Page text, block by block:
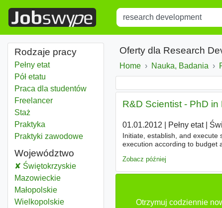
Title
Rodzaje pracy
Pełny etat
Pół etatu
Praca dla studentów
Freelancer
Staż
Praktyka
Praktyki zawodowe
Województwo
Research development
ŚwiętokrzyskieWojewództwo
Research development
MazowieckieWojewództwo
Research development
MałopolskieWojewództwo
Research development
WielkopolskieWojewództwo
Oferty dla Research
Home Nauka, Badania
R&D Scientist - PhD
01.01.2012 Pełny etat|
Initiate, establish, and execute
execution according to budget
Zobacz później
Otrzymuj codziennie